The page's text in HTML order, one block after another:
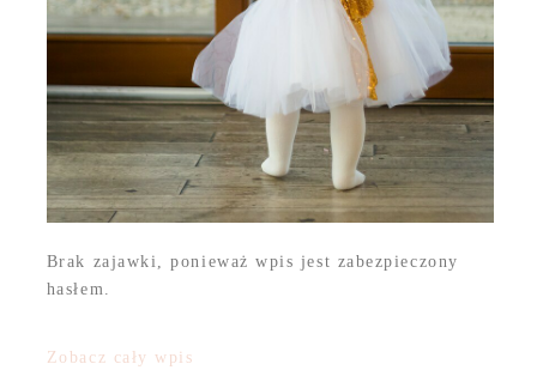
Brak zajawki, ponieważ wpis jest zabezpieczony
hasłem.
Zobacz cały wpis